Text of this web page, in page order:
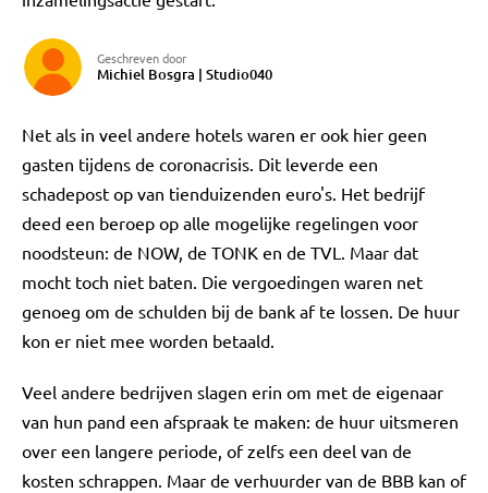
Geschreven door
Michiel Bosgra | Studio040
Net als in veel andere hotels waren er ook hier geen
gasten tijdens de coronacrisis. Dit leverde een
schadepost op van tienduizenden euro's. Het bedrijf
deed een beroep op alle mogelijke regelingen voor
noodsteun: de NOW, de TONK en de TVL. Maar dat
mocht toch niet baten. Die vergoedingen waren net
genoeg om de schulden bij de bank af te lossen. De huur
kon er niet mee worden betaald.
Veel andere bedrijven slagen erin om met de eigenaar
van hun pand een afspraak te maken: de huur uitsmeren
over een langere periode, of zelfs een deel van de
kosten schrappen. Maar de verhuurder van de BBB kan of